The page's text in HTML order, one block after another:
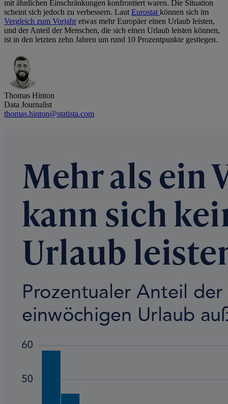
mit ähnlichen Einschränkungen konfrontiert waren. Die Situation
scheint sich jedoch zu verbessern. LautEurostatkönnen sich im
Vergleich zum Vorjahretwas mehr Europäer einen Urlaub leisten,
und der Anteil der Menschen, die sich einen Urlaub leisten können,
ist in den letzten zehn Jahren um rund 10 Prozentpunkte gestiegen.
Thomas Hinton
Data Journalist
thomas.hinton@statista.com